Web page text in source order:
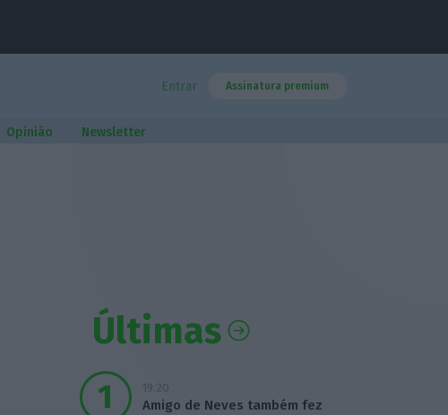
Entrar Assinatura premium
Opinião Newsletter
Últimas
19:20
Amigo de Neves também fez